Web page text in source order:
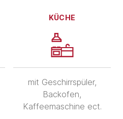
KÜCHE
mit Geschirrspüler,
Backofen,
Kaffeemaschine ect.